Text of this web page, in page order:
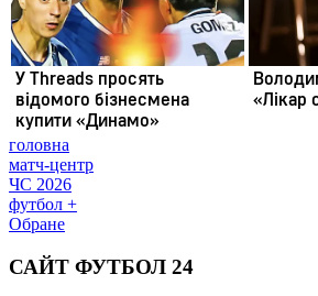
головна
матч-центр
ЧС 2026
футбол +
Обране
САЙТ ФУТБОЛ 24